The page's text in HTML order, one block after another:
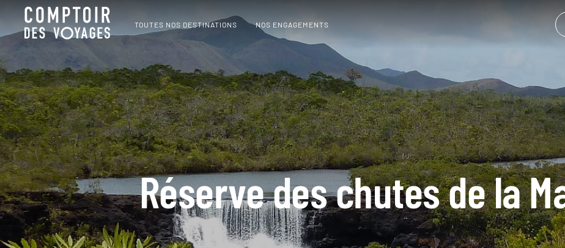
TOUTES NOS DESTINATIONS NOS ENGAGEMENTS
Réserve des chutes de la